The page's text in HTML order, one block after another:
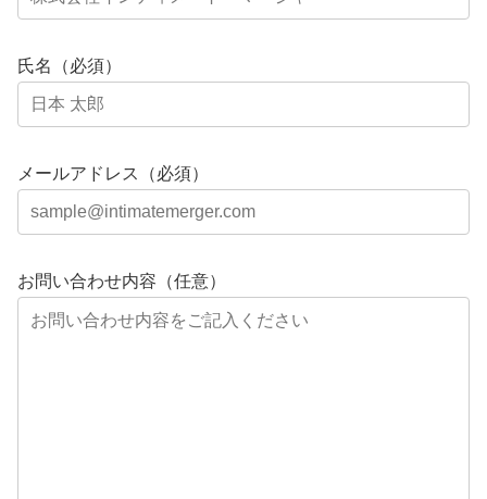
氏名（必須）
メールアドレス（必須）
お問い合わせ内容（任意）